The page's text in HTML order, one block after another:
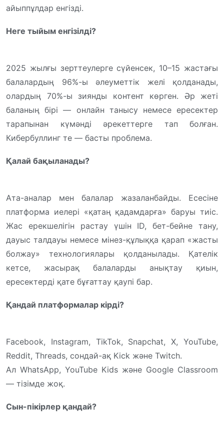
айыппұлдар енгізді.
Неге тыйым енгізілді?
2025 жылғы зерттеулерге сүйенсек, 10–15 жастағы
балалардың 96%-ы әлеуметтік желі қолданады,
олардың 70%-ы зиянды контент көрген. Әр жеті
баланың бірі — онлайн танысу немесе ересектер
тарапынан күмәнді әрекеттерге тап болған.
Кибербуллинг те — басты проблема.
Қалай бақыланады?
Ата-аналар мен балалар жазаланбайды. Есесіне
платформа иелері «қатаң қадамдарға» баруы тиіс.
Жас ерекшелігін растау үшін ID, бет-бейне тану,
дауыс талдауы немесе мінез-құлыққа қарап «жасты
болжау» технологиялары қолданылады. Қателік
кетсе, жасырақ балаларды анықтау қиын,
ересектерді қате бұғаттау қаупі бар.
Қандай платформалар кірді?
Facebook, Instagram, TikTok, Snapchat, X, YouTube,
Reddit, Threads, сондай-ақ Kick және Twitch.
Ал WhatsApp, YouTube Kids және Google Classroom
— тізімде жоқ.
Сын-пікірлер қандай?